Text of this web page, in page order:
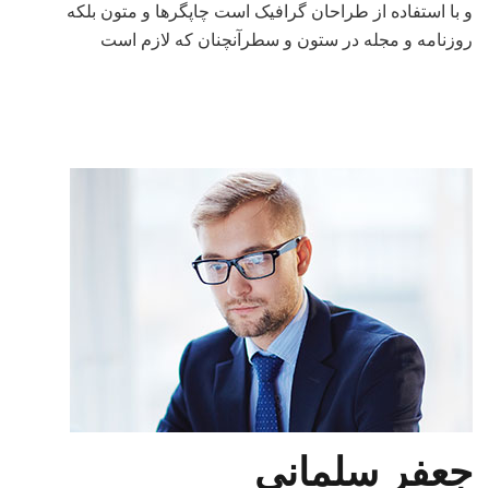
و با استفاده از طراحان گرافیک است چاپگرها و متون بلکه
روزنامه و مجله در ستون و سطرآنچنان که لازم است
جعفر سلمانی